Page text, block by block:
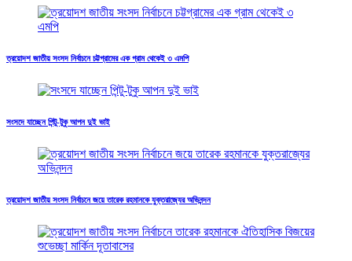
ত্রয়োদশ জাতীয় সংসদ নির্বাচনে চট্টগ্রামের এক গ্রাম থেকেই ৩ এমপি
সংসদে যাচ্ছেন পিন্টু-টুকু আপন দুই ভাই
ত্রয়োদশ জাতীয় সংসদ নির্বাচনে জয়ে তারেক রহমানকে যুক্তরাজ্যের অভিনন্দন